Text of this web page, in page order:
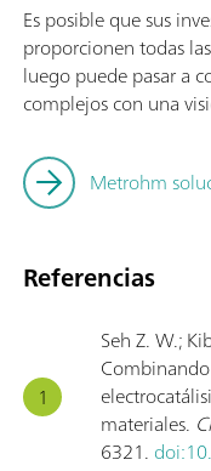
Es posible que sus
proporcionen todas
luego puede pasar a
complejos con una
Metrohm
Referencias
Seh Z. W.;
materiales.
6321.